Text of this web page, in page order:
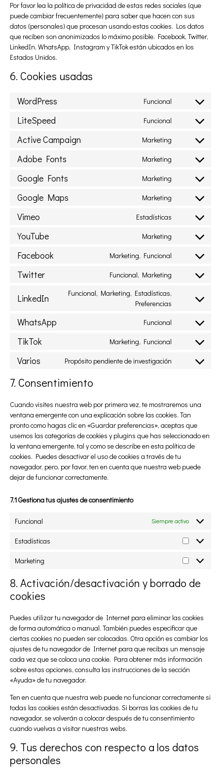
Por favor lea la política de privacidad de estas redes sociales (que
puede cambiar frecuentemente) para saber que hacen con sus
datos (personales) que procesan usando estas cookies. Los datos
que reciben son anonimizados lo máximo posible. Facebook, Twitter,
LinkedIn, WhatsApp, Instagram y TikTok están ubicados en los
Estados Unidos.
6. Cookies usadas
WordPress Funcional
LiteSpeed Funcional
Active Campaign Marketing
Adobe Fonts Marketing
Google Fonts Marketing
Google Maps Marketing
Vimeo Estadísticas
YouTube Marketing
Facebook Marketing, Funcional
Twitter Funcional, Marketing
LinkedIn
Funcional, Marketing, Estadísticas,
Preferencias
WhatsApp Funcional
TikTok Marketing, Funcional
Varios Propósito pendiente de investigación
7. Consentimiento
Cuando visites nuestra web por primera vez, te mostraremos una
ventana emergente con una explicación sobre las cookies. Tan
pronto como hagas clic en «Guardar preferencias», aceptas que
usemos las categorías de cookies y plugins que has seleccionado en
la ventana emergente, tal y como se describe en esta política de
cookies. Puedes desactivar el uso de cookies a través de tu
navegador, pero, por favor, ten en cuenta que nuestra web puede
dejar de funcionar correctamente.
7.1 Gestiona tus ajustes de consentimiento
Funcional Siempre activo
Estadísticas
Marketing
8. Activación/desactivación y borrado de
cookies
Puedes utilizar tu navegador de Internet para eliminar las cookies
de forma automática o manual. También puedes especificar que
ciertas cookies no pueden ser colocadas. Otra opción es cambiar los
ajustes de tu navegador de Internet para que recibas un mensaje
cada vez que se coloca una cookie. Para obtener más información
sobre estas opciones, consulta las instrucciones de la sección
«Ayuda» de tu navegador.
Ten en cuenta que nuestra web puede no funcionar correctamente si
todas las cookies están desactivadas. Si borras las cookies de tu
navegador, se volverán a colocar después de tu consentimiento
cuando vuelvas a visitar nuestras webs.
9. Tus derechos con respecto a los datos
personales